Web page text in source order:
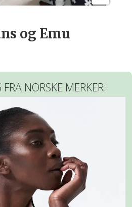
og Emu
NORSKE MERKER: